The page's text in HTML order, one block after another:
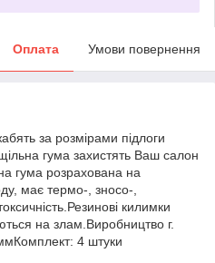
Оплата Умови повернення
за розмірами підлоги
гума захистять Ваш салон
гума розрахована на
має термо-, зносо-,
килимки
на злам.Виробництво г.
4 штуки